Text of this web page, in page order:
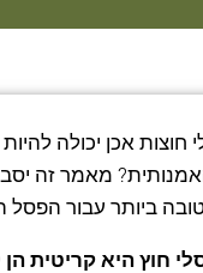
אכן יכולה
האמנותית? מאמר זה
ביותר עבור הפסל
חוץ היא קריטית הן